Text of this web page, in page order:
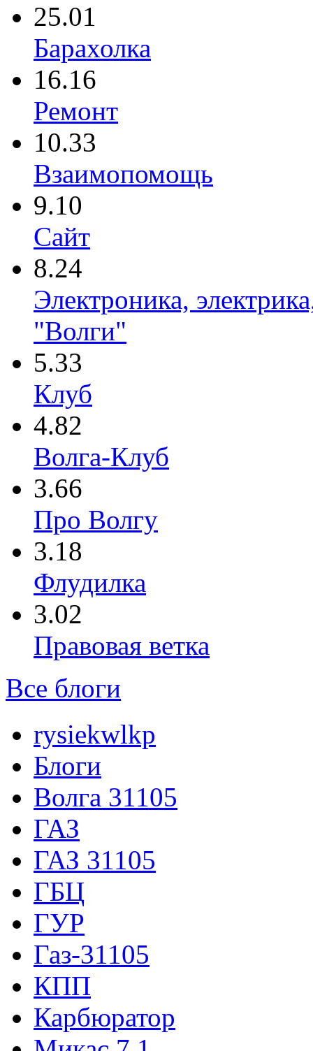
25.01
Барахолка
16.16
Ремонт
10.33
Взаимопомощь
9.10
Сайт
8.24
Электроника,
"Волги"
5.33
Клуб
4.82
Волга-Клуб
3.66
Про Волгу
3.18
Флудилка
3.02
Правовая ветка
Все блоги
rysiekwlkp
Блоги
Волга 31105
ГАЗ
ГАЗ 31105
ГБЦ
ГУР
Газ-31105
КПП
Карбюратор